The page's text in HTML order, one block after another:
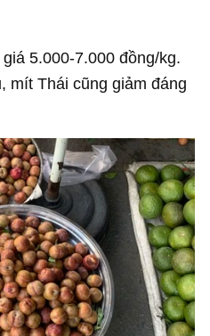
5.000-7.000 đồng/kg.
mít Thái cũng giảm đáng